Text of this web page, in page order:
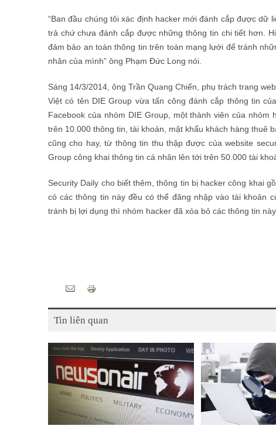
“Ban đầu chúng tôi xác định hacker mới đánh cắp được
trả chứ chưa đánh cắp được những thông tin chi tiết hơn.
đảm bảo an toàn thông tin trên toàn mạng lưới để tránh
nhân của mình” ông Phạm Đức Long nói.
Sáng 14/3/2014, ông Trần Quang Chiến, phụ trách trang
Việt có tên DIE Group vừa tấn công đánh cắp thông tin
Facebook của nhóm DIE Group, một thành viên của
trên 10.000 thông tin, tài khoản, mật khẩu khách hàng thuê
cũng cho hay, từ thông tin thu thập được của website
Group công khai thông tin cá nhân lên tới trên 50.000 tài
Security Daily cho biết thêm, thông tin bị hacker công khai
có các thông tin này đều có thể đăng nhập vào tài khoản
tránh bị lợi dụng thì nhóm hacker đã xóa bỏ các thông tin
Tin liên quan